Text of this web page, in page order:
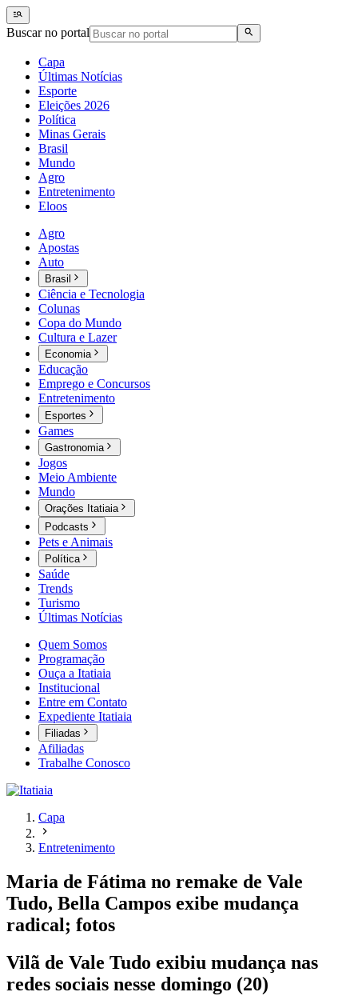
Buscar no portal
Capa
Últimas Notícias
Esporte
Eleições 2026
Política
Minas Gerais
Brasil
Mundo
Agro
Entretenimento
Eloos
Agro
Apostas
Auto
Brasil
Ciência e Tecnologia
Colunas
Copa do Mundo
Cultura e Lazer
Economia
Educação
Emprego e Concursos
Entretenimento
Esportes
Games
Gastronomia
Jogos
Meio Ambiente
Mundo
Orações Itatiaia
Podcasts
Pets e Animais
Política
Saúde
Trends
Turismo
Últimas Notícias
Quem Somos
Programação
Ouça a Itatiaia
Institucional
Entre em Contato
Expediente Itatiaia
Filiadas
Afiliadas
Trabalhe Conosco
Capa
Entretenimento
Maria de Fátima no remake de Vale
Tudo, Bella Campos exibe mudança
radical; fotos
Vilã de Vale Tudo exibiu mudança nas
redes sociais nesse domingo (20)